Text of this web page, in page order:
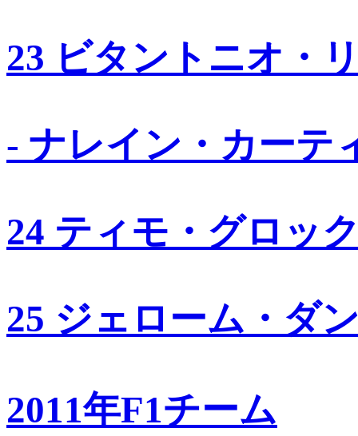
23 ビタントニオ・
- ナレイン・カーテ
24 ティモ・グロッ
25 ジェローム・ダ
2011年F1チーム